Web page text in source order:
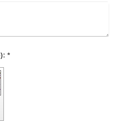
Captcha (Spam-Schutz-Code): *